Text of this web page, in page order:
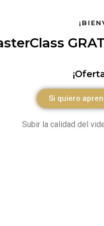
Si quiero
Subir la calidad del